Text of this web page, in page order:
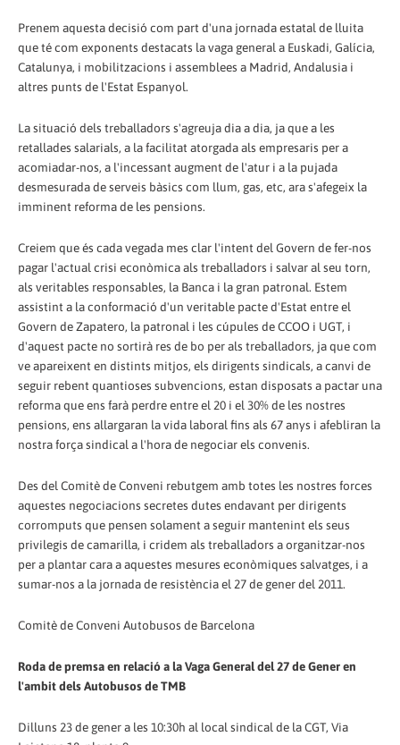
Prenem aquesta decisió com part d'una jornada estatal de lluita
que té com exponents destacats la vaga general a Euskadi, Galícia,
Catalunya, i mobilitzacions i assemblees a Madrid, Andalusia i
altres punts de l'Estat Espanyol.
La situació dels treballadors s'agreuja dia a dia, ja que a les
retallades salarials, a la facilitat atorgada als empresaris per a
acomiadar-nos, a l'incessant augment de l'atur i a la pujada
desmesurada de serveis bàsics com llum, gas, etc, ara s'afegeix la
imminent reforma de les pensions.
Creiem que és cada vegada mes clar l'intent del Govern de fer-nos
pagar l'actual crisi econòmica als treballadors i salvar al seu torn,
als veritables responsables, la Banca i la gran patronal. Estem
assistint a la conformació d'un veritable pacte d'Estat entre el
Govern de Zapatero, la patronal i les cúpules de CCOO i UGT, i
d'aquest pacte no sortirà res de bo per als treballadors, ja que com
ve apareixent en distints mitjos, els dirigents sindicals, a canvi de
seguir rebent quantioses subvencions, estan disposats a pactar una
reforma que ens farà perdre entre el 20 i el 30% de les nostres
pensions, ens allargaran la vida laboral fins als 67 anys i afebliran la
nostra força sindical a l'hora de negociar els convenis.
Des del Comitè de Conveni rebutgem amb totes les nostres forces
aquestes negociacions secretes dutes endavant per dirigents
corromputs que pensen solament a seguir mantenint els seus
privilegis de camarilla, i cridem als treballadors a organitzar-nos
per a plantar cara a aquestes mesures econòmiques salvatges, i a
sumar-nos a la jornada de resistència el 27 de gener del 2011.
Comitè de Conveni Autobusos de Barcelona
Roda de premsa en relació a la Vaga General del 27 de Gener en
l'ambit dels Autobusos de TMB
Dilluns 23 de gener a les 10:30h al local sindical de la CGT, Via